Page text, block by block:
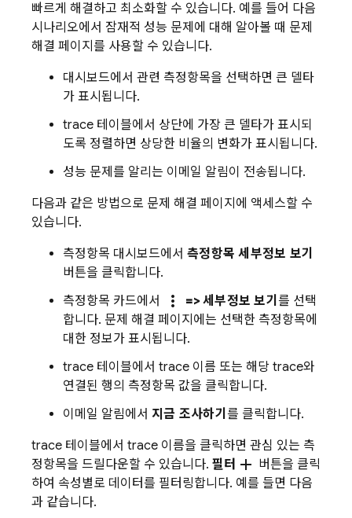
빠르게 해결하고 최소화할 수 있습니다. 예를 들어 다음
시나리오에서 잠재적 성능 문제에 대해 알아볼 때 문제
해결 페이지를 사용할 수 있습니다.
대시보드에서 관련 측정항목을 선택하면 큰 델타
가 표시됩니다.
trace 테이블에서 상단에 가장 큰 델타가 표시되
도록 정렬하면 상당한 비율의 변화가 표시됩니다.
성능 문제를 알리는 이메일 알림이 전송됩니다.
다음과 같은 방법으로 문제 해결 페이지에 액세스할 수
있습니다.
측정항목 대시보드에서 측정항목 세부정보 보기
버튼을 클릭합니다.
측정항목 카드에서
more_vert => 세부정보 보기 를 선택
합니다. 문제 해결 페이지에는 선택한 측정항목에
대한 정보가 표시됩니다.
trace 테이블에서 trace 이름 또는 해당 trace와
연결된 행의 측정항목 값을 클릭합니다.
이메일 알림에서 지금 조사하기 를 클릭합니다.
trace 테이블에서 trace 이름을 클릭하면 관심 있는 측
정항목을 드릴다운할 수 있습니다. 필터 add 버튼을 클릭
하여 속성별로 데이터를 필터링합니다. 예를 들면 다음
과 같습니다.